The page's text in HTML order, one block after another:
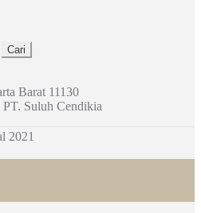
Cari
Barat 11130
Suluh Cendikia
2021